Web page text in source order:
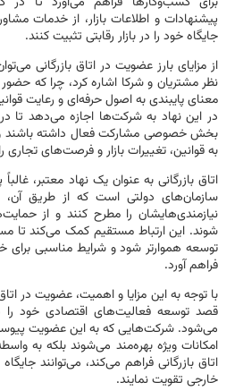
پیشنهادات و اطلاعات بازار، از خدمات
جایگاه خود را در بازار رقابتی تثبیت کنند.
از مزایای بارز عضویت در اتاق بازرگانی
نظر مشتریان و شرکا اشاره کرد، چرا که
معنای پایبندی به اصول حرفه‌ای و رعایت
در این نهاد به شرکت‌ها اجازه می‌دهد تا
بخش خصوصی مشارکت فعال داشته باشند و
به قوانین، تغییرات بازار و فرصت‌های تجاری
اتاق بازرگانی به عنوان یک نهاد معتبر،
سازمان‌های دولتی است که از طریق آن،
نیازمندی‌هایشان را مطرح کنند و از
شوند. این ارتباط مستقیم کمک می‌کند تا
توسعه هموارتر شود و شرایط مناسبی
فراهم آورد.
با توجه به این مزایا و اهمیت، عضویت در
قصد توسعه فعالیت‌های اقتصادی خود
می‌شود. شرکت‌هایی که به این عضویت
امکانات ویژه بهره‌مند می‌شوند بلکه به
اتاق بازرگانی فراهم می‌کند، می‌توانند
خارجی تقویت نمایند.